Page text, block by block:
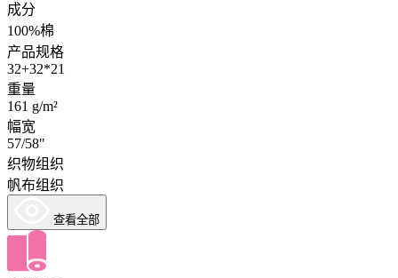
成分
100%棉
产品规格
32+32*21
重量
161 g/m²
幅宽
57/58"
织物组织
帆布组织
查看全部